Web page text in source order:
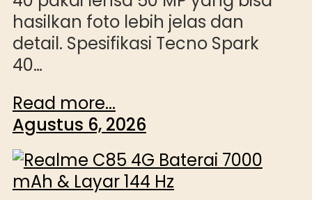
hasilkan foto lebih jelas dan
detail. Spesifikasi Tecno Spark
40…
Read more...
Agustus 6, 2026